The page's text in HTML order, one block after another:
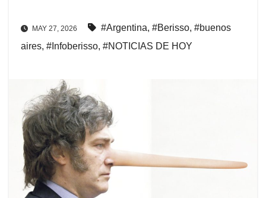
MAY 27, 2026 #Argentina, #Berisso, #buenos
aires, #Infoberisso, #NOTICIAS DE HOY